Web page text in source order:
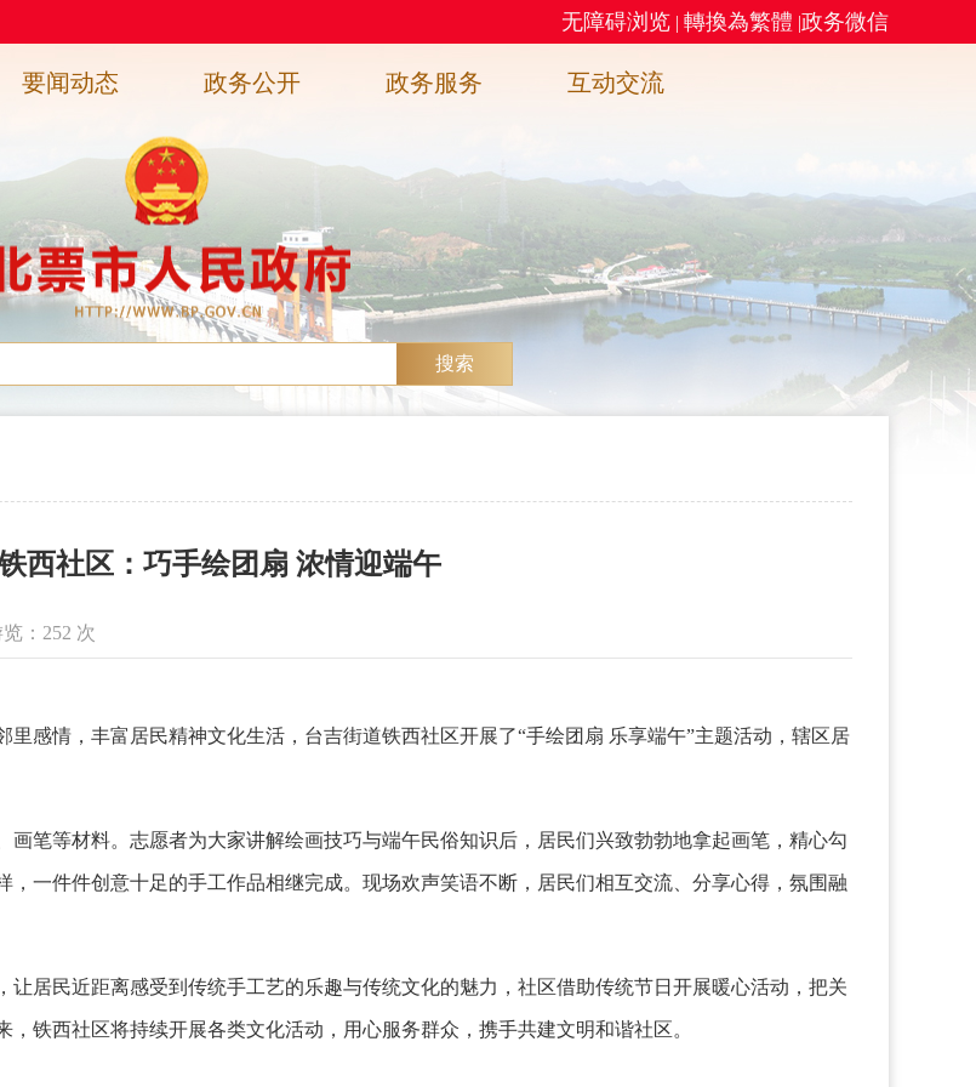
无障碍浏览 | 轉換為繁體 |政务微信
要闻动态 政务公开 政务服务 互动交流
搜索
西社区：巧手绘团扇 浓情迎端午
： 252 次
情，丰富居民精神文化生活，台吉街道铁西社区开展了“手绘团扇 乐享端午”主题活动，辖区居
等材料。志愿者为大家讲解绘画技巧与端午民俗知识后，居民们兴致勃勃地拿起画笔，精心勾
一件件创意十足的手工作品相继完成。现场欢声笑语不断，居民们相互交流、分享心得，氛围融
民近距离感受到传统手工艺的乐趣与传统文化的魅力，社区借助传统节日开展暖心活动，把关
铁西社区将持续开展各类文化活动，用心服务群众，携手共建文明和谐社区。